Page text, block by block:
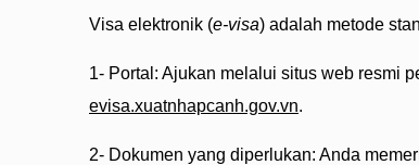
Visa elektronik (e-visa) adalah metode
1- Portal: Ajukan melalui situs web resmi
evisa.xuatnhapcanh.gov.vn.
2- Dokumen yang diperlukan: Anda